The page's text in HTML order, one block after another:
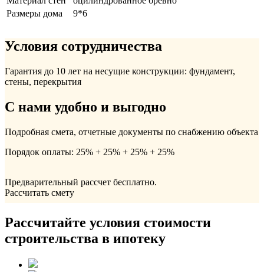
Размеры дома
9*6
Условия сотрудничества
Гарантия до 10 лет на несущие конструкции: фундамент,
стены, перекрытия
С нами удобно и выгодно
Подробная смета, отчетные документы по снабжению объекта
Порядок оплаты: 25% + 25% + 25% + 25%
Предварительный рассчет бесплатно.
Рассчитать смету
Рассчитайте условия стоимости
строительства в ипотеку